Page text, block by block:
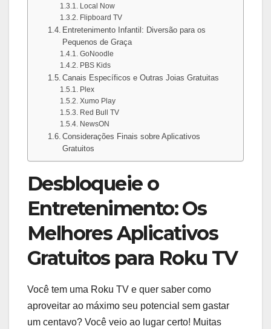
Local Now
Flipboard TV
Entretenimento Infantil: Diversão para os
Pequenos de Graça
GoNoodle
PBS Kids
Canais Específicos e Outras Joias Gratuitas
Plex
Xumo Play
Red Bull TV
NewsON
Considerações Finais sobre Aplicativos
Gratuitos
Desbloqueie o
Entretenimento: Os
Melhores Aplicativos
Gratuitos para Roku TV
Você tem uma Roku TV e quer saber como
aproveitar ao máximo seu potencial sem gastar
um centavo? Você veio ao lugar certo! Muitas